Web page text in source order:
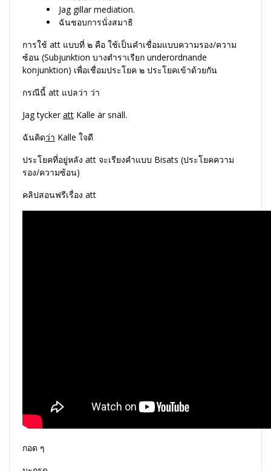
Jag gillar mediation.
ฉันชอบการนั่งสมาธิ
การใช้ att แบบที่ ๒ คือ ใช้เป็นคำเชื่อมแบบความรอง/ความ
ซ้อน (Subjunktion บางตำราเรียก underordnande
konjunktion) เพื่อเชื่อมประโยค ๒ ประโยคเข้าด้วยกัน
กรณีนี้ att แปลว่า ว่า
Jag tyckeratt Kalle är snäll.
ฉันคิดว่า Kalle ใจดี
ประโยคที่อยู่หลัง att จะเรียงคำแบบ Bisats (ประโยคความ
รอง/ความซ้อน)
คลิปสอนฟรีเรื่อง att
กอด ๆ